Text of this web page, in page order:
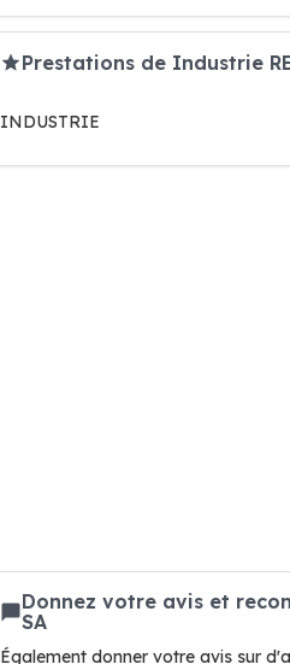
Prestations de Industrie
INDUSTRIE
Donnez votre avis et
SA
Également donner votre avis sur